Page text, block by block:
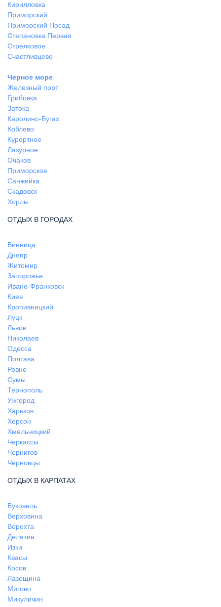
Кирилловка
Приморский
Приморский Посад
Степановка Первая
Стрелковое
Счастливцево
Черное море
Железный порт
Грибовка
Затока
Каролино-Бугаз
Коблево
Курортное
Лазурное
Очаков
Приморское
Санжейка
Скадовск
Хорлы
ОТДЫХ В ГОРОДАХ
Винница
Днепр
Житомир
Запорожье
Ивано-Франковск
Киев
Кропивницкий
Луцк
Львов
Николаев
Одесса
Полтава
Ровно
Сумы
Тернополь
Ужгород
Харьков
Херсон
Хмельницкий
Черкассы
Чернигов
Черновцы
ОТДЫХ В КАРПАТАХ
Буковель
Верховина
Ворохта
Делятин
Изки
Квасы
Косов
Лазещина
Мигово
Микуличин